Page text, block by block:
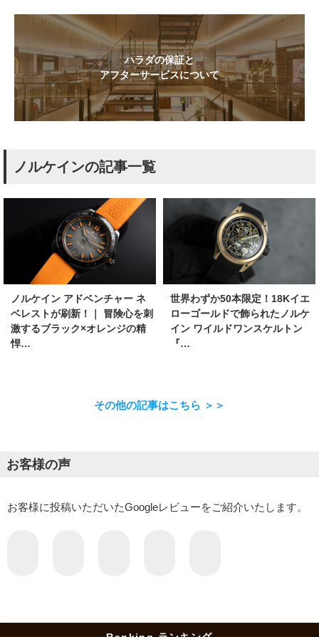
ハラダの保証と
アフターサービスについて
ノルケインの記事一覧
ノルケイン アドベンチャー ネ
ベレストが刷新！｜ 冒険心を刺
激するブラック×オレンジの精
悍…
世界わずか50本限定！18Kイエ
ローゴールドで飾られたノルケ
イン ワイルドワンスケルトン
『…
その他の記事はこちら ＞＞
お客様の声
お客様に投稿いただいたGoogleレビューをご紹介いたします。